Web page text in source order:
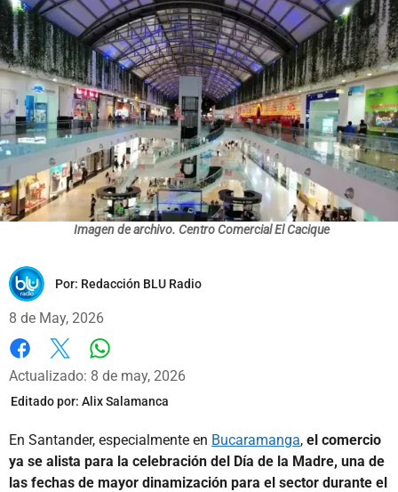
Imagen de archivo. Centro Comercial El Cacique
Por: Redacción BLU Radio
8 de May, 2026
Facebook
X
Actualizado: 8 de may, 2026
Editado por: Alix Salamanca
En Santander, especialmente en Bucaramanga, el comercio
ya se alista para la celebración del Día de la Madre, una de
las fechas de mayor dinamización para el sector durante el